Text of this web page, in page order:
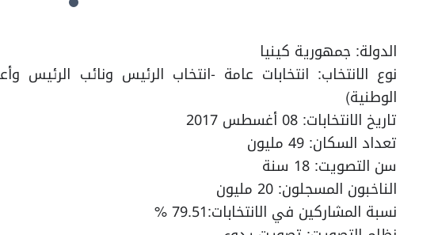
الدولة: جمهورية كينيا
نوع الانتخاب: انتخابات عامة -انتخاب الرئيس ونائب الرئيس
الوطنية)
تاريخ الانتخابات: 08 أغسطس 2017
تعداد السكان: 49 مليون
سن التصويت: 18 سنة
الناخبون المسجلون: 20 مليون
نسبة المشاركين في الانتخابات:79.51 %